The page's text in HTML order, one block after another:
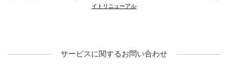
イトリニューアル
サービスに関するお問い合わせ